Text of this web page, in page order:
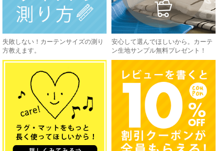
失敗しない！カーテンサイズの測り
方教えます。
安心して選んでほしいから。カーテ
ン生地サンプル無料プレゼント！